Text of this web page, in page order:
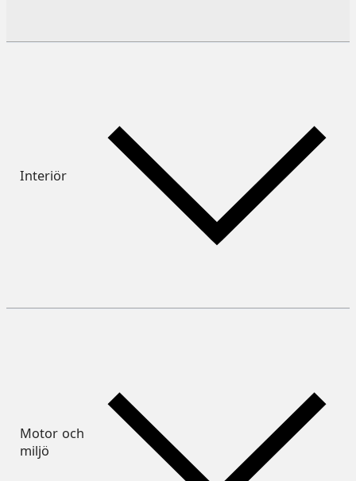
Interiör
Motor och
miljö